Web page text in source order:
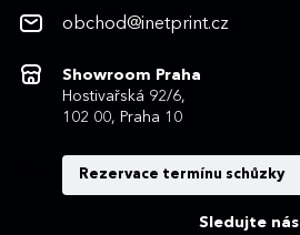
obchod@inetprint.cz
Showroom Praha
Hostivařská 92/6,
102 00, Praha 10
Rezervace termínu schůzky
Sledujte nás